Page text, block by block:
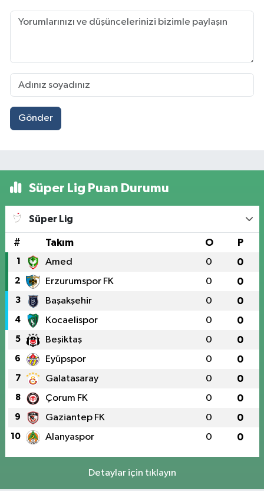
Gönder
Süper Lig Puan Durumu
Süper Lig
# Takım O P
1 Amed 0 0
2 Erzurumspor FK 0 0
3 Başakşehir 0 0
4 Kocaelispor 0 0
5 Beşiktaş 0 0
6 Eyüpspor 0 0
7 Galatasaray 0 0
8 Çorum FK 0 0
9 Gaziantep FK 0 0
10 Alanyaspor 0 0
Detaylar için tıklayın